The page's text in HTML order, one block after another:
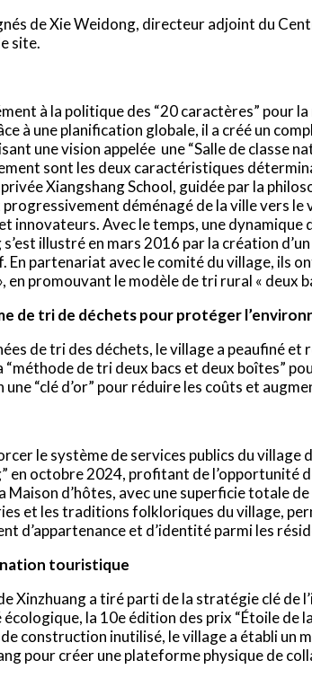
de Xie Weidong, directeur adjoint du
site.
à la politique des “20 caractères” pour
à une planification globale, il a créé un
une vision appelée une “Salle de classe
sont les deux caractéristiques
Xiangshang School, guidée par la
déménagé de la ville vers
innovateurs. Avec le temps, une dynamique
illustré en mars 2016 par la création
En partenariat avec le comité du village, ils
en promouvant le modèle de tri rural « deux
de tri de déchets pour protéger
de tri des déchets, le village a peaufiné
“méthode de tri deux bacs et deux boîtes”
une “clé d’or” pour réduire les coûts et
le système de services publics du village
en octobre 2024, profitant de l’opportunité
Maison d’hôtes, avec une superficie totale
et les traditions folkloriques du village,
d’appartenance et d’identité parmi les
touristique
Xinzhuang a tiré parti de la stratégie clé
écologique, la 10e édition des prix “Étoile
construction inutilisé, le village a établi un
pour créer une plateforme physique de